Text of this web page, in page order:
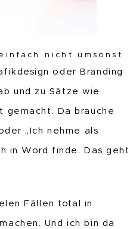
nicht umsonst
oder Branding
und zu Sätze wie
gemacht. Da brauche
„Ich nehme als
in Word finde. Das geht
Fällen total in
Und ich bin da